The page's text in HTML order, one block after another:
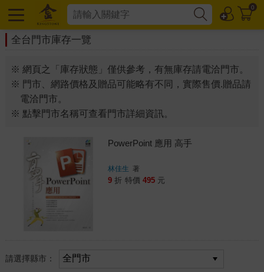
0
全台門市庫存一覽
※ 網頁之「庫存狀態」僅供參考，有無庫存請電洽門市。
※ 門市、網路價格及贈品可能略有不同，實際售價.贈品請
電洽門市。
※ 點擊門市名稱可查看門市詳細資訊。
PowerPoint 應用 高手
林佳生 著
9 折 特價 495 元
請選擇縣市：